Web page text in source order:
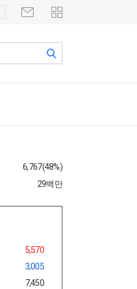
6,767(48%)
29백만
5,570
3,005
7,450